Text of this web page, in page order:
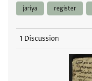
jariya register
1 Discussion